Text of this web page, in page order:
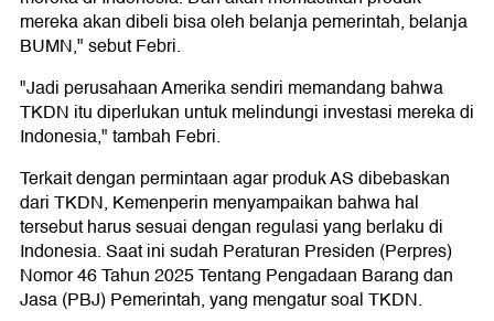
mereka akan dibeli bisa oleh belanja pemerintah, belanja
BUMN," sebut Febri.
"Jadi perusahaan Amerika sendiri memandang bahwa
TKDN itu diperlukan untuk melindungi investasi mereka di
Indonesia," tambah Febri.
Terkait dengan permintaan agar produk AS dibebaskan
dari TKDN, Kemenperin menyampaikan bahwa hal
tersebut harus sesuai dengan regulasi yang berlaku di
Indonesia. Saat ini sudah Peraturan Presiden (Perpres)
Nomor 46 Tahun 2025 Tentang Pengadaan Barang dan
Jasa (PBJ) Pemerintah, yang mengatur soal TKDN.